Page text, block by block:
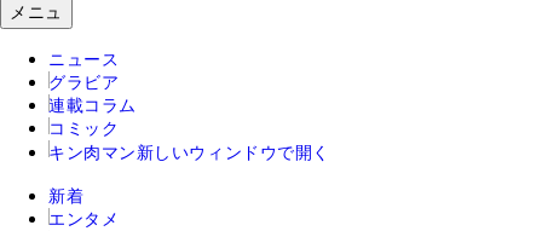
メニュ
ニュース
グラビア
連載コラム
コミック
キン肉マン 新しいウィンドウで開く
新着
エンタメ